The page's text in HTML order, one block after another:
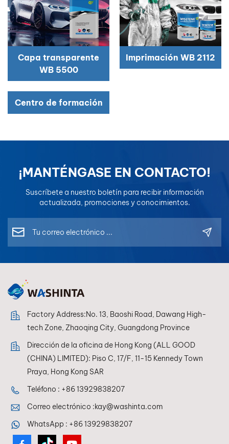
بالعربية
فارسی
Capa transparente
WB 5500
Imprimación WB 2112
Centro de formación
¡MANTÉNGASE EN CONTACTO!
Suscríbete a nuestro boletín para recibir información
actualizada, promociones y conocimientos.
Factory Address:No. 13, Baoshi Road, Dawang High-
tech Zone, Zhaoqing City, Guangdong Province
Dirección de la oficina de Hong Kong (ALL GOOD
(CHINA) LIMITED): Piso C, 17/F, 11-15 Kennedy Town
Praya, Hong Kong SAR
Teléfono : +86 13929838207
Correo electrónico :kay@washinta.com
WhatsApp : +86 13929838207